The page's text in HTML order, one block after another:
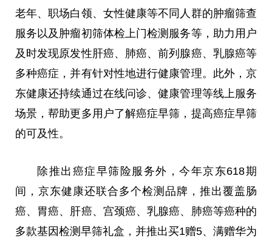
老年、职场白领、女性健康等不同人群的肿瘤筛查
服务以及肿瘤初筛体检上门检测服务等，助力用户
及时发现原发性肝癌、肺癌、前列腺癌、乳腺癌等
多种癌症，并有针对性地进行健康管理。此外，京
东健康还持续通过在线问诊、健康管理等线上服务
场景，帮助更多用户了解癌症早筛，提高癌症早筛
的可及性。
除推出癌症早筛险服务外，今年京东618期
间，京东健康还联合多个检测品牌，推出覆盖肠
癌、胃癌、肝癌、宫颈癌、乳腺癌、肺癌等癌种的
多款基因检测早筛礼盒，并推出买1赠5、满赠华为